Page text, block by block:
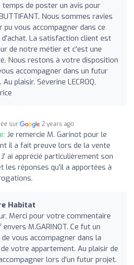
temps de poster un avis pour
Nous sommes ravies
pu vous accompagner dans ce
La satisfaction client est
de notre métier et c'est une
Nous restons à votre disposition
accompagner dans un futur
plaisir. Séverine LECROQ,
sur 2 years ago
Je remercie M. Garinot pour le
il a fait preuve lors de la vente
ai apprécié particulièrement son
les réponses qu'il a apportées à
Habitat
Merci pour votre commentaire
M.GARINOT. Ce fut un
vous accompagner dans la
votre appartement. Au plaisir de
lors d'un futur projet.